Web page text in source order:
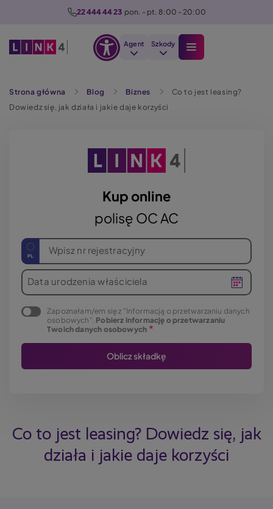
22 444 44 23 pon. - pt. 8:00 - 20:00
Agent Szkody
Strona główna Blog Biznes
Co to jest leasing?
Dowiedz się, jak działa i jakie daje korzyści
Kup online
polisę OC AC
Wpisz nr rejestracyjny
Data urodzenia właściciela
Zapoznałam/em się z "Informacją o przetwarzaniu danych
osobowych". Pobierz informację o przetwarzaniu
Twoich danych osobowych
Co to jest leasing? Dowiedz się, jak
działa i jakie daje korzyści